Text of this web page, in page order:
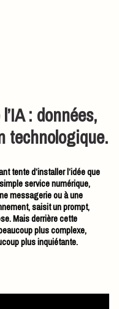
: données,
technologique.
tente d’installer l’idée que
service numérique,
messagerie ou à une
saisit un prompt,
Mais derrière cette
plus complexe,
plus inquiétante.